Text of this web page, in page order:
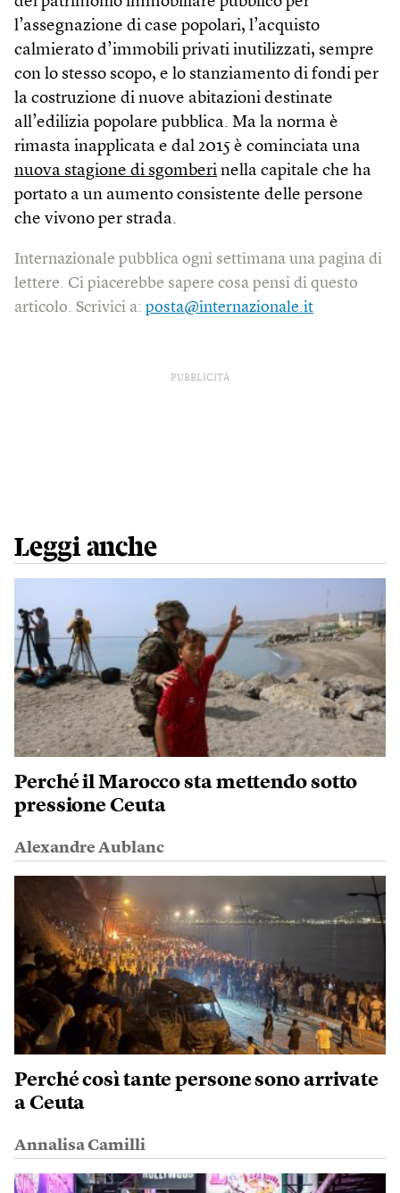
l’assegnazione di case popolari, l’acquisto
calmierato d’immobili privati inutilizzati, sempre
con lo stesso scopo, e lo stanziamento di fondi per
la costruzione di nuove abitazioni destinate
all’edilizia popolare pubblica. Ma la norma è
rimasta inapplicata e dal 2015 è cominciata una
nuova stagione di sgomberi nella capitale che ha
portato a un aumento consistente delle persone
che vivono per strada.
Internazionale pubblica ogni settimana una pagina di
lettere. Ci piacerebbe sapere cosa pensi di questo
articolo. Scrivici a: posta@internazionale.it
PUBBLICITÀ
Leggi anche
Perché il Marocco sta mettendo sotto
pressione Ceuta
Alexandre Aublanc
Perché così tante persone sono arrivate
a Ceuta
Annalisa Camilli